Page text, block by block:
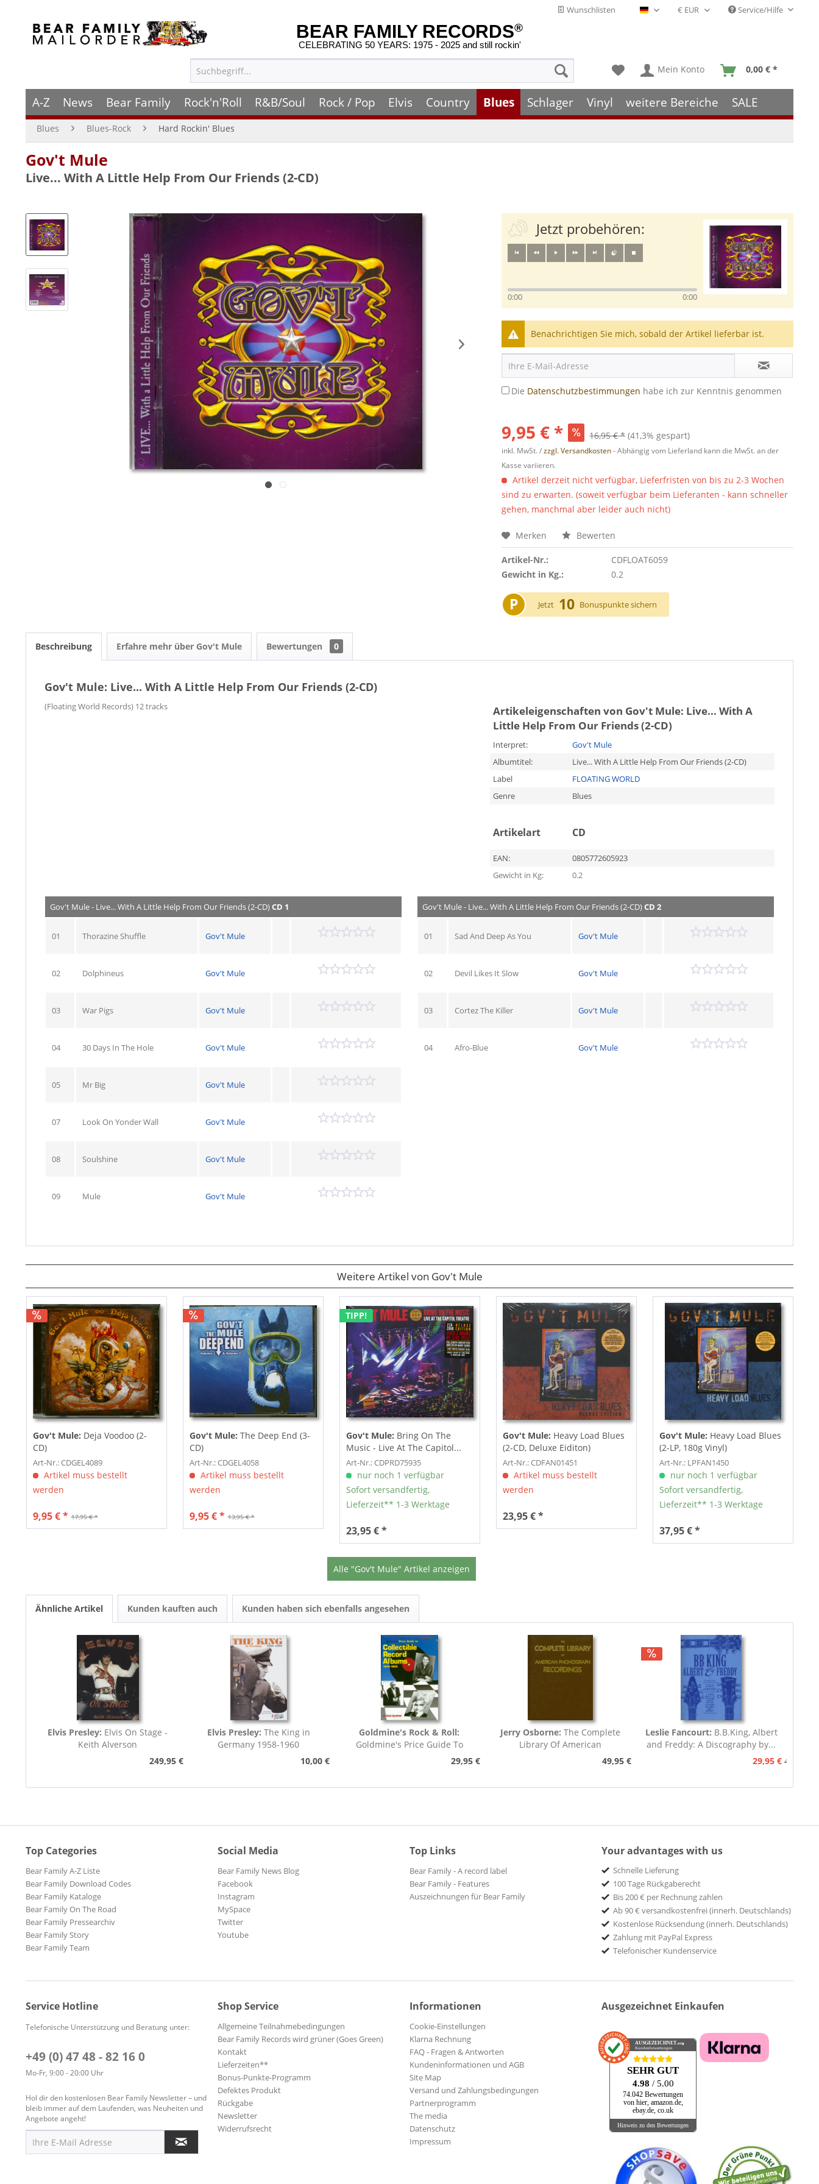
Wunschlisten Deutsch - DE Service/Hilfe
BEAR FAMILY RECORDS®
CELEBRATING 50 YEARS: 1975 - 2025 and still rockin'
Mein Konto 0,00 € *
A-Z News Bear Family Rock'n'Roll R&B/Soul Rock / Pop Elvis Country Blues Schlager Vinyl weitere Bereiche SALE
Blues Blues-Rock Hard Rockin' Blues
Gov't Mule
Live... With A Little Help From Our Friends (2-CD)
Jetzt probehören:
0:00 0:00
Benachrichtigen Sie mich, sobald der Artikel lieferbar ist.
Die Datenschutzbestimmungen habe ich zur Kenntnis genommen
9,95 € * 16,95 € * (41,3% gespart)
inkl. MwSt. /zzgl. Versandkosten- Abhängig vom Lieferland kann die MwSt. an der
Kasse variieren.
Artikel derzeit nicht verfügbar, Lieferfristen von bis zu 2-3 Wochen
sind zu erwarten. (soweit verfügbar beim Lieferanten - kann schneller
gehen, manchmal aber leider auch nicht)
Merken Bewerten
Artikel-Nr.:
CDFLOAT6059
Gewicht in Kg.:
0.2
P Jetzt 10 Bonuspunkte sichern
Beschreibung Erfahre mehr über Gov't Mule Bewertungen 0
Gov't Mule: Live... With A Little Help From Our Friends (2-CD)
(Floating World Records) 12 tracks Artikeleigenschaften von Gov't Mule: Live... With A
Little Help From Our Friends (2-CD)
Interpret:
Gov't Mule
Albumtitel:
Live... With A Little Help From Our Friends (2-CD)
Label
FLOATING WORLD
Genre
Blues
Artikelart CD
EAN:
0805772605923
Gewicht in Kg:
0.2
Gov't Mule - Live... With A Little Help From Our Friends (2-CD)CD 1
01 Thorazine Shuffle Gov't Mule
02 Dolphineus Gov't Mule
03 War Pigs Gov't Mule
04 30 Days In The Hole Gov't Mule
05 Mr Big Gov't Mule
07 Look On Yonder Wall Gov't Mule
08 Soulshine Gov't Mule
09 Mule Gov't Mule
Gov't Mule - Live... With A Little Help From Our Friends (2-CD)CD 2
01 Sad And Deep As You Gov't Mule
02 Devil Likes It Slow Gov't Mule
03 Cortez The Killer Gov't Mule
04 Afro-Blue Gov't Mule
Weitere Artikel von Gov't Mule
Gov't Mule: Deja Voodoo (2-
CD)
Art-Nr.: CDGEL4089
Artikel muss bestellt
werden
17,95 € *
9,95 € *
Gov't Mule: The Deep End (3-
CD)
Art-Nr.: CDGEL4058
Artikel muss bestellt
werden
13,95 € *
9,95 € *
TIPP!
Gov't Mule: Bring On The
Music - Live At The Capitol...
Art-Nr.: CDPRD75935
nur noch 1 verfügbar
Sofort versandfertig,
Lieferzeit** 1-3 Werktage
23,95 € *
Gov't Mule: Heavy Load Blues
(2-CD, Deluxe Eiditon)
Art-Nr.: CDFAN01451
Artikel muss bestellt
werden
23,95 € *
Gov't Mule: Heavy Load Blues
(2-LP, 180g Vinyl)
Art-Nr.: LPFAN1450
nur noch 1 verfügbar
Sofort versandfertig,
Lieferzeit** 1-3 Werktage
37,95 € *
Alle "Gov't Mule" Artikel anzeigen
Ähnliche Artikel Kunden kauften auch Kunden haben sich ebenfalls angesehen
Elvis Presley: Elvis On Stage -
Keith Alverson
249,95 €
Elvis Presley: The King in
Germany 1958-1960
10,00 €
Goldmine's Rock & Roll:
Goldmine's Price Guide To
Collectable Record...29,95 €
Jerry Osborne:The Complete
Library Of American
49,95 €
Leslie Fancourt: B.B.King, Albert
and Freddy: A Discography by...
29,95 € 49,95 €
Top Categories
Bear Family A-Z Liste
Bear Family Download Codes
Bear Family Kataloge
Bear Family On The Road
Bear Family Pressearchiv
Bear Family Story
Bear Family Team
Social Media
Bear Family News Blog
Facebook
Instagram
MySpace
Twitter
Youtube
Top Links
Bear Family - A record label
Bear Family - Features
Auszeichnungen für Bear Family
Your advantages with us
Schnelle Lieferung
100 Tage Rückgaberecht
Bis 200 € per Rechnung zahlen
Ab 90 € versandkostenfrei (innerh. Deutschlands)
Kostenlose Rücksendung (innerh. Deutschlands)
Zahlung mit PayPal Express
Telefonischer Kundenservice
Service Hotline
Telefonische Unterstützung und Beratung unter:
+49 (0) 47 48 - 82 16 0
Mo-Fr, 9:00 - 20:00 Uhr
Hol dir den kostenlosen Bear Family Newsletter – und
bleib immer auf dem Laufenden, was Neuheiten und
Angebote angeht!
Shop Service
Allgemeine Teilnahmebedingungen
Bear Family Records wird grüner (Goes Green)
Kontakt
Lieferzeiten**
Bonus-Punkte-Programm
Defektes Produkt
Rückgabe
Newsletter
Widerrufsrecht
Informationen
Cookie-Einstellungen
Klarna Rechnung
FAQ - Fragen & Antworten
Kundeninformationen und AGB
Site Map
Versand und Zahlungsbedingungen
Partnerprogramm
The media
Datenschutz
Impressum
Ausgezeichnet Einkaufen
AUSGEZEICHNET .org
Kundenbewertungen
SEHR GUT
4.98 / 5.00
74.042 Bewertungen
von hier, amazon.de,
ebay.de, co.uk
Hinweis zu den Bewertungen